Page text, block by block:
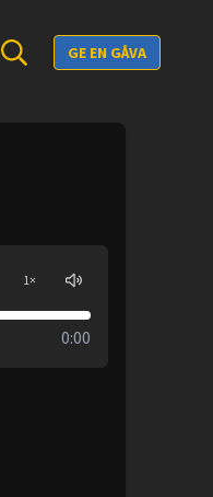
GE EN GÅVA
1×
0:00